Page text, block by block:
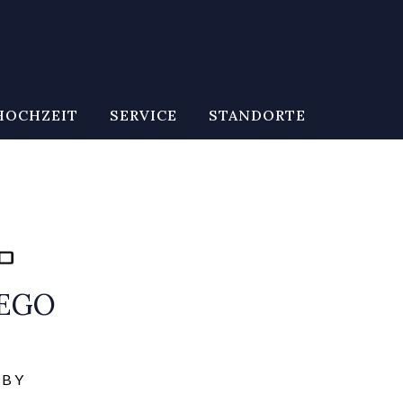
SERVICE STANDORTE
Y